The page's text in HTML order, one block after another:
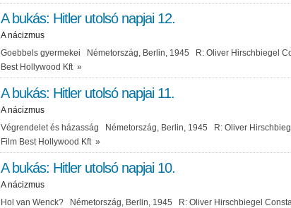
A bukás: Hitler utolsó napjai 12.
A nácizmus
Goebbels gyermekei Németország, Berlin, 1945 R: Oliver Hirschbiegel
Best Hollywood Kft »
A bukás: Hitler utolsó napjai 11.
A nácizmus
Végrendelet és házasság Németország, Berlin, 1945 R: Oliver
Film Best Hollywood Kft »
A bukás: Hitler utolsó napjai 10.
A nácizmus
Hol van Wenck? Németország, Berlin, 1945 R: Oliver Hirschbiegel